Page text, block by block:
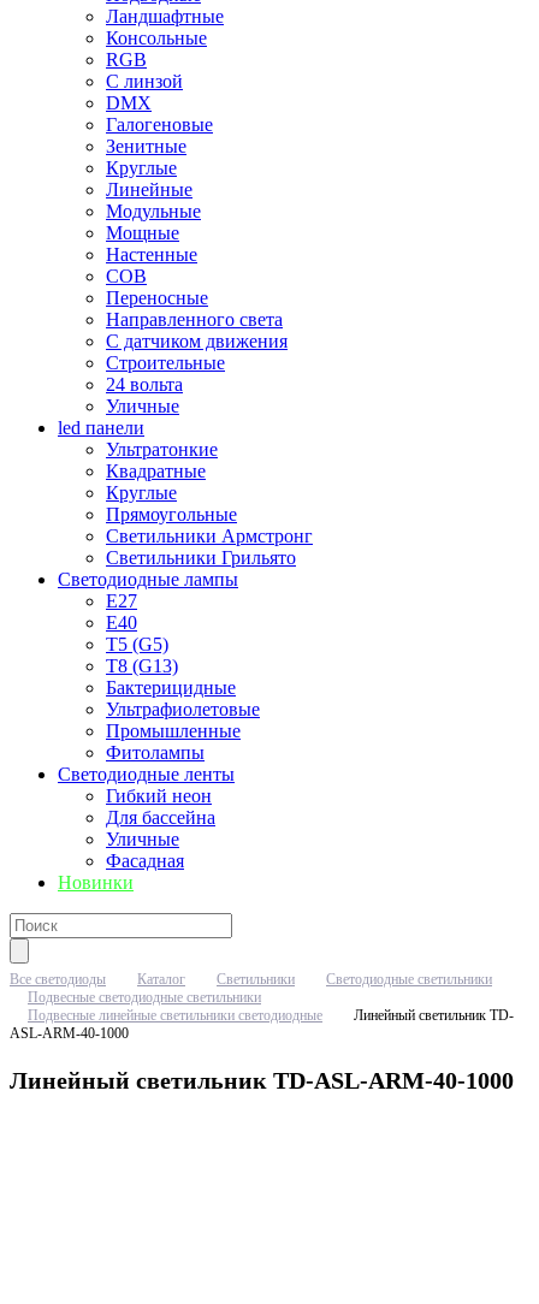
Ландшафтные
Консольные
RGB
С линзой
DMX
Галогеновые
Зенитные
Круглые
Линейные
Модульные
Мощные
Настенные
COB
Переносные
Направленного света
С датчиком движения
Строительные
24 вольта
Уличные
led панели
Ультратонкие
Квадратные
Круглые
Прямоугольные
Светильники Армстронг
Светильники Грильято
Светодиодные лампы
E27
Е40
T5 (G5)
T8 (G13)
Бактерицидные
Ультрафиолетовые
Промышленные
Фитолампы
Светодиодные ленты
Гибкий неон
Для бассейна
Уличные
Фасадная
Новинки
Все светодиоды Каталог Светильники
Светодиодные светильники
Подвесные светодиодные светильники
Подвесные линейные светильники светодиодные
Линейный светильник TD-
ASL-ARM-40-1000
Линейный светильник TD-ASL-ARM-40-1000